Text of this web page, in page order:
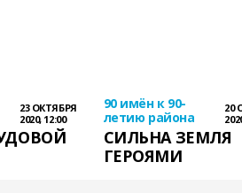
23 ОКТЯБРЯ
2020, 12:00
90 имён к 90-
летию района
20
СИЛЬНА ЗЕМЛЯ
ГЕРОЯМИ